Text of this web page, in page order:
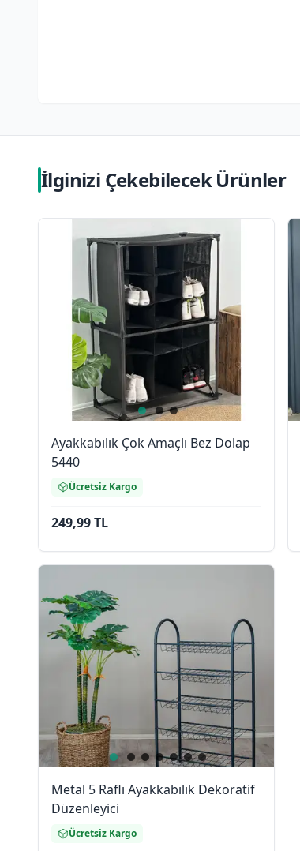
İlginizi Çekebilecek Ürünler
Ayakkabılık Çok Amaçlı Bez Dolap
5440
Ücretsiz Kargo
249,99 TL
Metal 5 Raflı Ayakkabılık Dekoratif
Düzenleyici
Ücretsiz Kargo